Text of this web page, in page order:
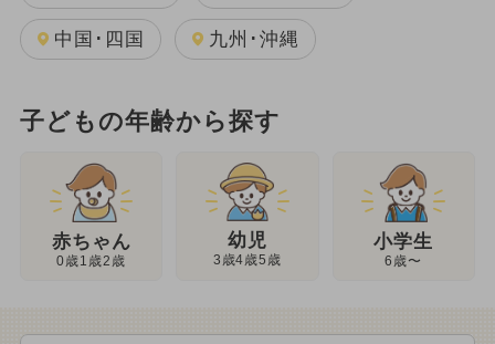
中国･四国 九州･沖縄
子どもの年齢から探す
赤ちゃん
0歳1歳2歳
幼児
3歳4歳5歳
小学生
6歳〜